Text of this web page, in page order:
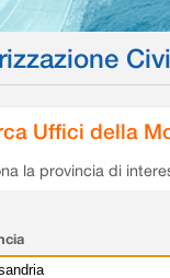
Uffici della
la provincia di